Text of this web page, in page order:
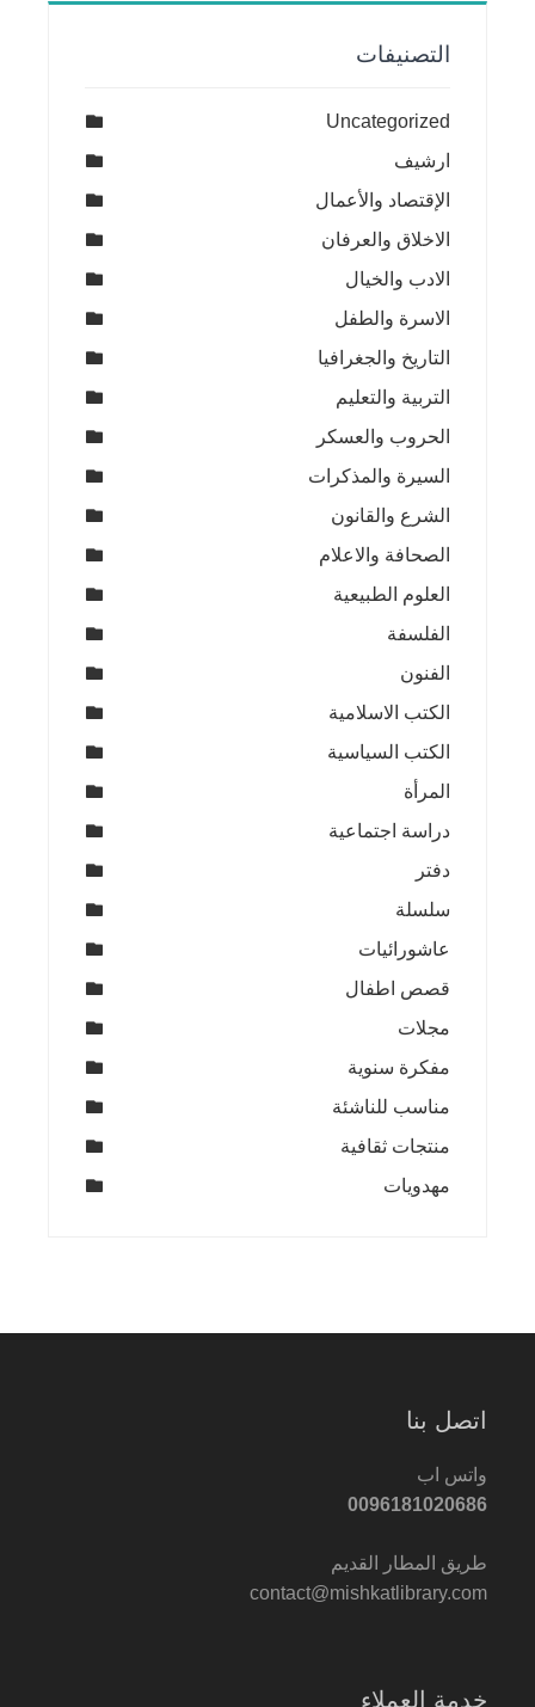
التصنيفات
Uncategorized
ارشيف
الإقتصاد والأعمال
الاخلاق والعرفان
الادب والخيال
الاسرة والطفل
التاريخ والجغرافيا
التربية والتعليم
الحروب والعسكر
السيرة والمذكرات
الشرع والقانون
الصحافة والاعلام
العلوم الطبيعية
الفلسفة
الفنون
الكتب الاسلامية
الكتب السياسية
المرأة
دراسة اجتماعية
دفتر
سلسلة
عاشورائيات
قصص اطفال
مجلات
مفكرة سنوية
مناسب للناشئة
منتجات ثقافية
مهدويات
اتصل بنا
واتس اب
0096181020686
طريق المطار القديم
contact@mishkatlibrary.com
خدمة العملاء